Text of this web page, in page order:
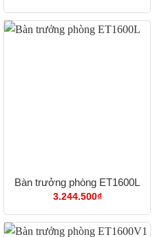
Bàn trưởng phòng ET1600L
3.244.500₫